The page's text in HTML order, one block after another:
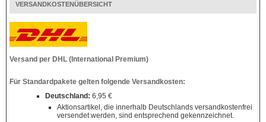
VERSANDKOSTENÜBERSICHT
Versand per DHL (International Premium)
Für Standardpakete gelten folgende Versandkosten:
Deutschland: 6,95 €
Aktionsartikel, die innerhalb Deutschlands versandkostenfrei
versendet werden, sind entsprechend gekennzeichnet.